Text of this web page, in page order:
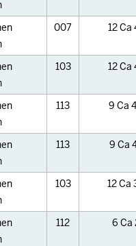
007 12
103 12
113 9 Ca
113 9 Ca
103 12
112 6